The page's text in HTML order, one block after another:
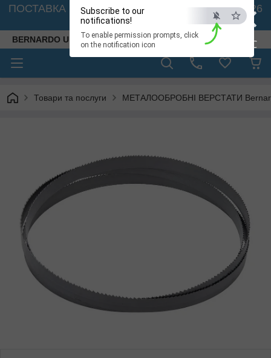
×
ESC
Subscribe to our
notifications!
To enable permission prompts, click
on the notification icon
ПОСТАВКА ВЕРСТАТІВ З АВСТРІЇ - 🚛 26.08. 2026
🚛
BERNARDO UKRAINE
Товари та послуги МЕТАЛООБРОБНІ ВЕРСТАТИ